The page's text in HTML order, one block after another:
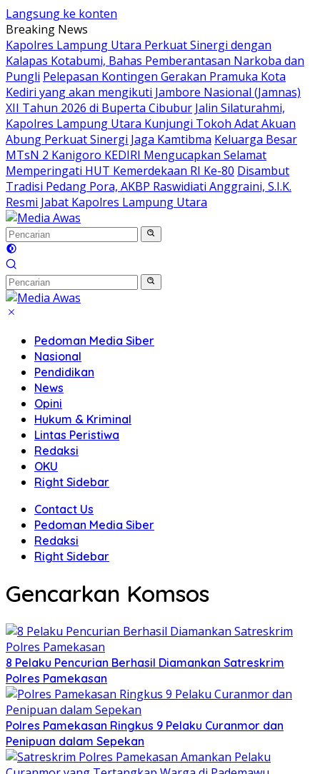
Langsung ke konten
Breaking News
Kapolres Lampung Utara Perkuat Sinergi dengan
Kalapas Kotabumi, Bahas Pemberantasan Narkoba dan
Pungli Pelepasan Kontingen Gerakan Pramuka Kota
Kediri yang akan mengikuti Jambore Nasional (Jamnas)
XII Tahun 2026 di Buperta Cibubur Jalin Silaturahmi,
Kapolres Lampung Utara Kunjungi Tokoh Adat Akuan
Abung Perkuat Sinergi Jaga Kamtibma Keluarga Besar
MTsN 2 Kanigoro KEDIRI Mengucapkan Selamat
Memperingati HUT Kemerdekaan RI Ke-80 Disambut
Tradisi Pedang Pora, AKBP Raswidiati Anggraini, S.I.K.
Resmi Jabat Kapolres Lampung Utara
Pedoman Media Siber
Nasional
Pendidikan
News
Opini
Hukum & Kriminal
Lintas Peristiwa
Redaksi
OKU
Right Sidebar
Contact Us
Pedoman Media Siber
Redaksi
Right Sidebar
Gencarkan Komsos
8 Pelaku Pencurian Berhasil Diamankan Satreskrim
Polres Pamekasan
Polres Pamekasan Ringkus 9 Pelaku Curanmor dan
Penipuan dalam Sepekan